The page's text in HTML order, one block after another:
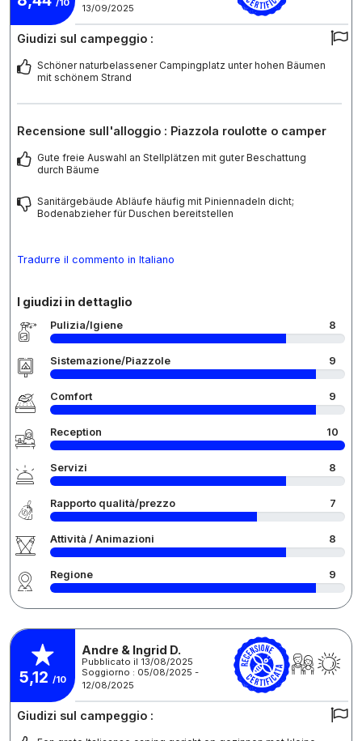
/10
13/09/2025
Giudizi sul campeggio :
Schöner naturbelassener Campingplatz unter hohen Bäumen
mit schönem Strand
Recensione sull'alloggio : Piazzola roulotte o camper
Gute freie Auswahl an Stellplätzen mit guter Beschattung
durch Bäume
Sanitärgebäude Abläufe häufig mit Piniennadeln dicht;
Bodenabzieher für Duschen bereitstellen
Tradurre il commento in Italiano
I giudizi in dettaglio
Pulizia/Igiene 8
Sistemazione/Piazzole 9
Comfort 9
Reception 10
Servizi 8
Rapporto qualità/prezzo 7
Attività / Animazioni 8
Regione 9
5,12 /10
Andre & Ingrid D.
Pubblicato il 13/08/2025
Soggiorno : 05/08/2025 -
12/08/2025
Giudizi sul campeggio :